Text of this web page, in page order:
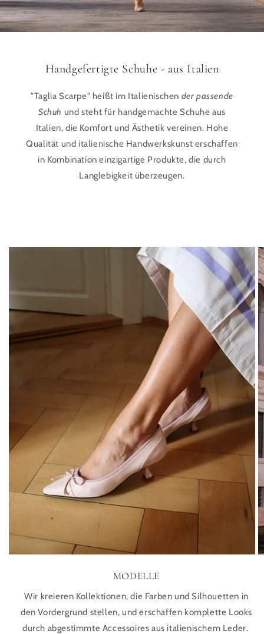
Handgefertigte Schuhe - aus Italien
"Taglia Scarpe" heißt im Italienischen der passende
Schuh und steht für handgemachte Schuhe aus
Italien, die Komfort und Ästhetik vereinen. Hohe
Qualität und italienische Handwerkskunst erschaffen
in Kombination einzigartige Produkte, die durch
Langlebigkeit überzeugen.
MODELLE
Wir kreieren Kollektionen, die Farben und Silhouetten in
den Vordergrund stellen, und erschaffen komplette Looks
durch abgestimmte Accessoires aus italienischem Leder.